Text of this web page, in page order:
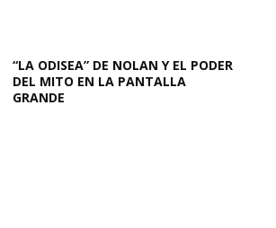
“LA ODISEA” DE NOLAN Y EL PODER
DEL MITO EN LA PANTALLA
GRANDE